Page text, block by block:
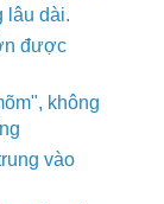
lâu dài.
được
không
vào